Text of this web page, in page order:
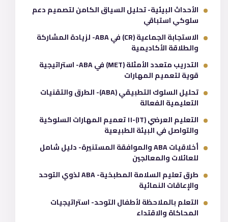
الأحداث البيئية- تحليل السياق الكامن لتصميم دعم
سلوكي استباقي
الاستجابة الجماعية (CR) في ABA- لزيادة المشاركة
والطلاقة الأكاديمية
التدريب متعدد الأمثلة (MET) في ABA- استراتيجية
قوية لتعميم المهارات
تحليل السلوك التطبيقي (ABA)- الطرق والتقنيات
التعليمية الفعالة
التعليم العرضي (IT)-١١ تعميم المهارات السلوكية
والتواصل في البيئة الطبيعية
أخلاقيات ABA والموافقة المستنيرة- دليل شامل
للعائلات والمعالجين
طرق تعليم السلامة المطبخية- ABA لذوي التوحد
والإعاقات النمائية
التعلم بالملاحظة لأطفال التوحد- استراتيجيات
المحاكاة والاقتداء